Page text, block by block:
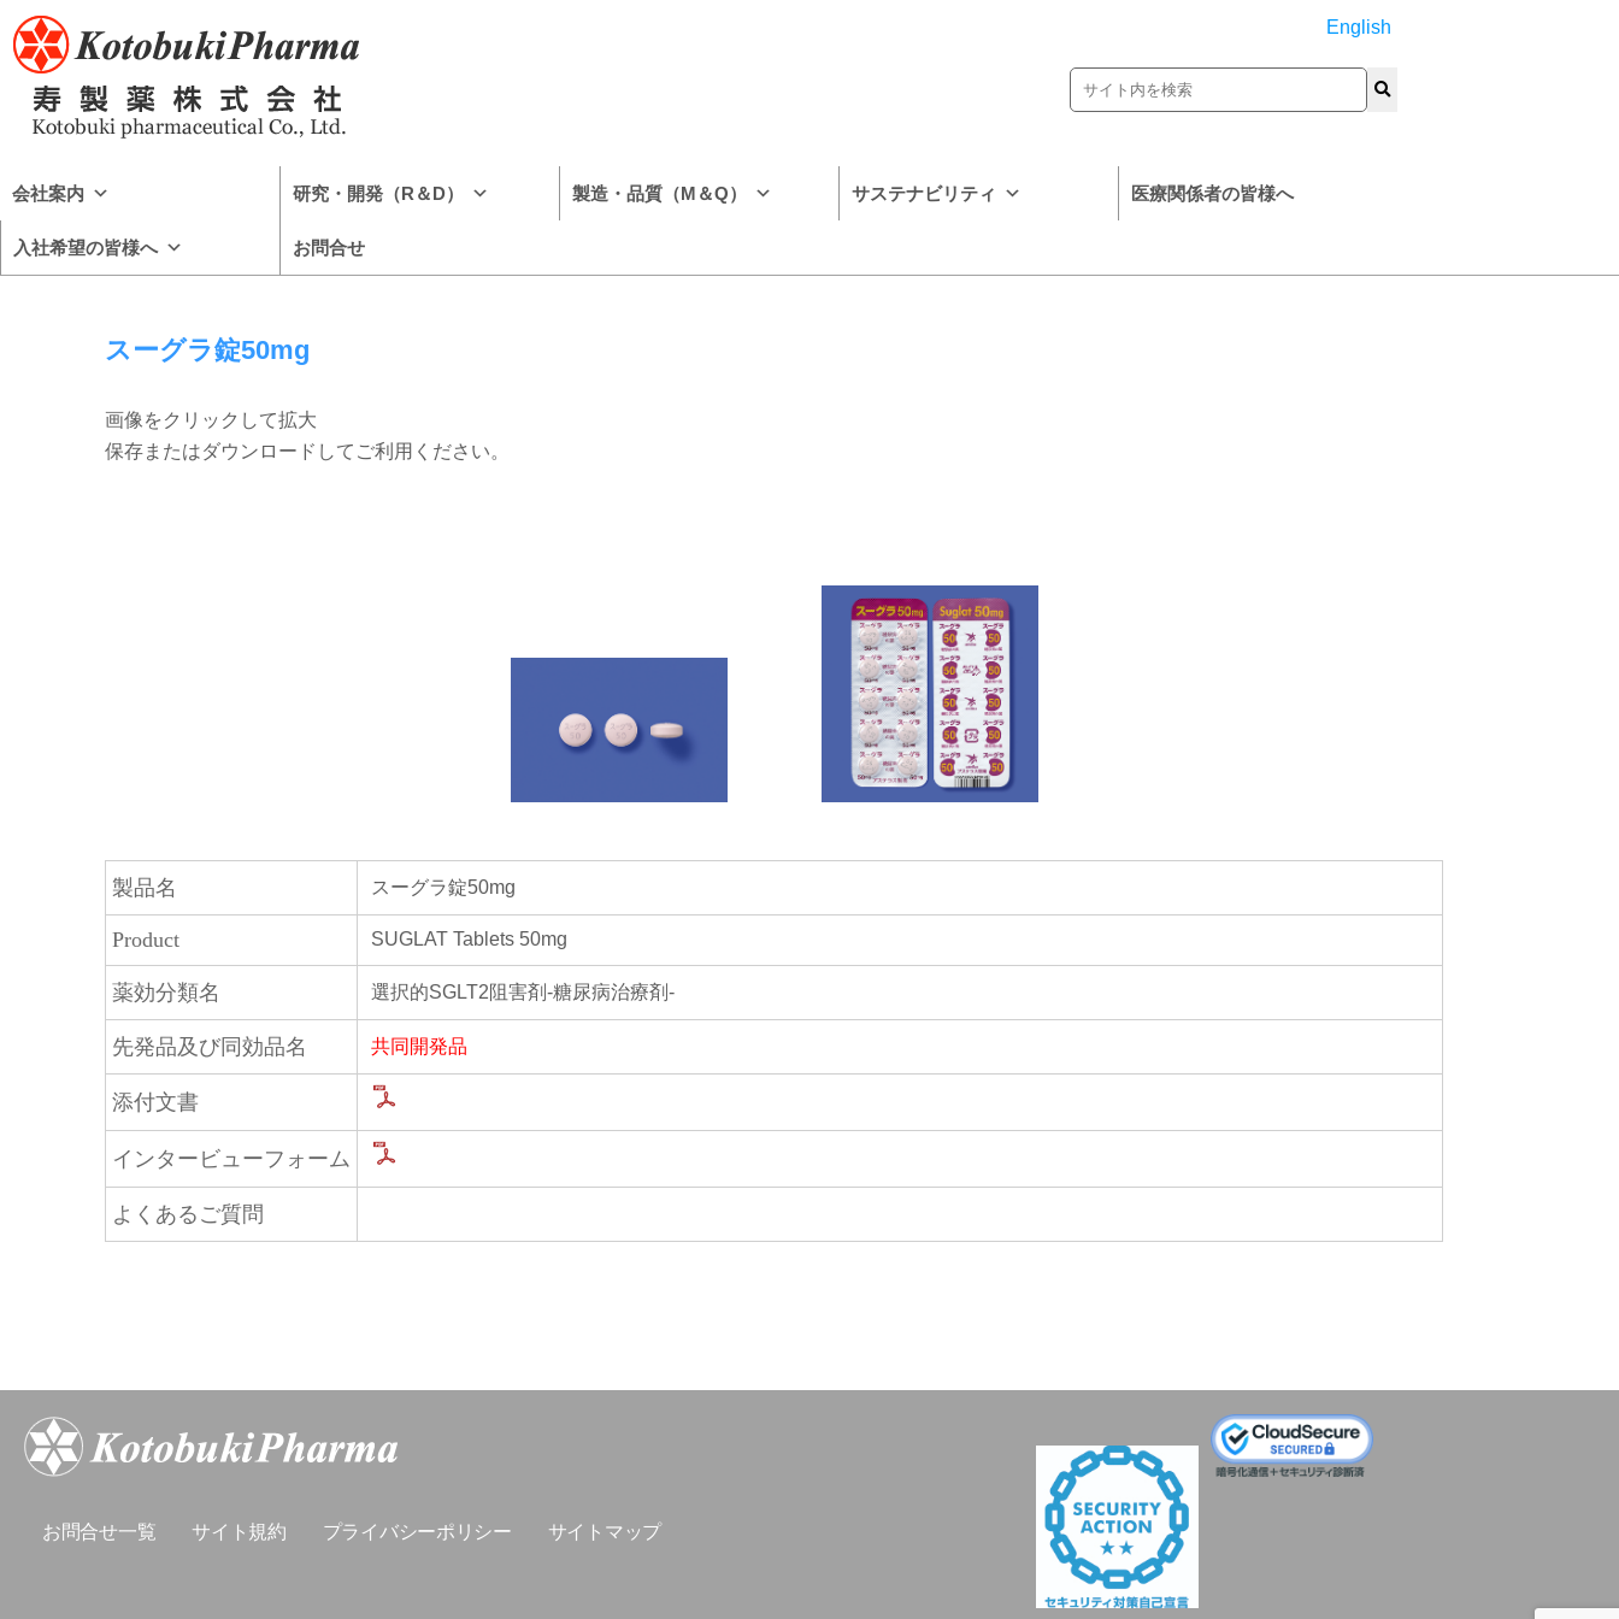
English
会社案内 研究・開発（R＆D） 製造・品質（M＆Q） サステナビリティ 医療関係者の皆様へ
入社希望の皆様へ お問合せ
スーグラ錠50mg
画像をクリックして拡大
保存またはダウンロードしてご利用ください。
製品名 スーグラ錠50mg
Product SUGLAT Tablets 50mg
薬効分類名 選択的SGLT2阻害剤-糖尿病治療剤-
先発品及び同効品名 共同開発品
添付文書
インタービューフォーム
よくあるご質問
お問合せ一覧 サイト規約 プライバシーポリシー サイトマップ